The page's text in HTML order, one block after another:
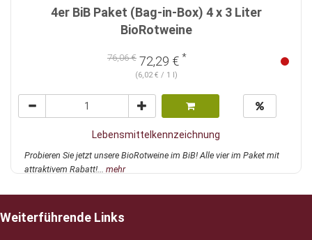
4er BiB Paket (Bag-in-Box) 4 x 3 Liter
BioRotweine
76,06 € 72,29 € *
(6,02 € / 1 l)
Lebensmittelkennzeichnung
Probieren Sie jetzt unsere BioRotweine im BiB! Alle vier im Paket mit
attraktivem Rabatt!... mehr
Weiterführende Links